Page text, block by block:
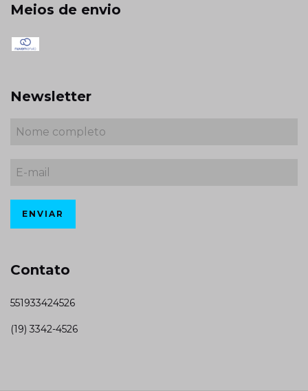
Meios de envio
Newsletter
Contato
551933424526
(19) 3342-4526